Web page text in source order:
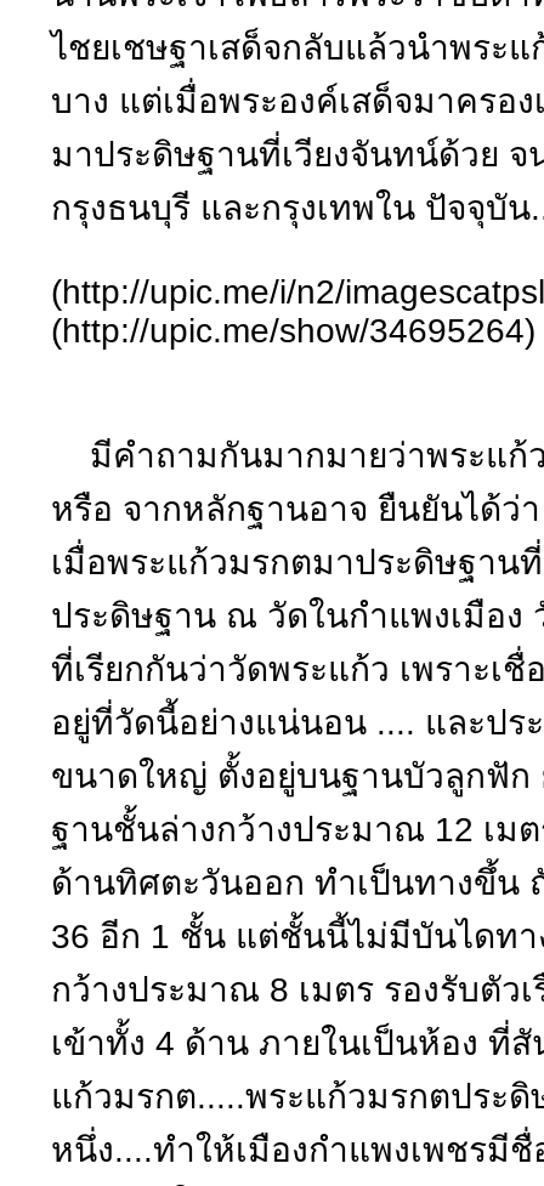
ไชยเชษฐาเสด็จกลับแล้วนำพระ
บาง แต่เมื่อพระองค์เสด็จมาครอ
มาประดิษฐานที่เวียงจันทน์ด้วย
กรุงธนบุรี และกรุงเทพใน ปัจจุบัน
(http://upic.me/i/n2/
(http://upic.me/show/34695264)
มีคำถามกันมากมายว่าพระแก้ว
หรือ จากหลักฐานอาจ ยืนยันได้ว่
เมื่อพระแก้วมรกตมาประดิษฐาน
ประดิษฐาน ณ วัดในกำแพงเมือง
ที่เรียกกันว่าวัดพระแก้ว เพราะเ
อยู่ที่วัดนี้อย่างแน่นอน .... และป
ขนาดใหญ่ ตั้งอยู่บนฐานบัวลูกฟั
ฐานชั้นล่างกว้างประมาณ 12 เม
ด้านทิศตะวันออก ทำเป็นทางขึ้น
36 อีก 1 ชั้น แต่ชั้นนี้ไม่มีบันไดท
กว้างประมาณ 8 เมตร รองรับตัว
เข้าทั้ง 4 ด้าน ภายในเป็นห้อง ที่
แก้วมรกต.....พระแก้วมรกตประดิ
หนึ่ง....ทำให้เมืองกำแพงเพชรมีชื่